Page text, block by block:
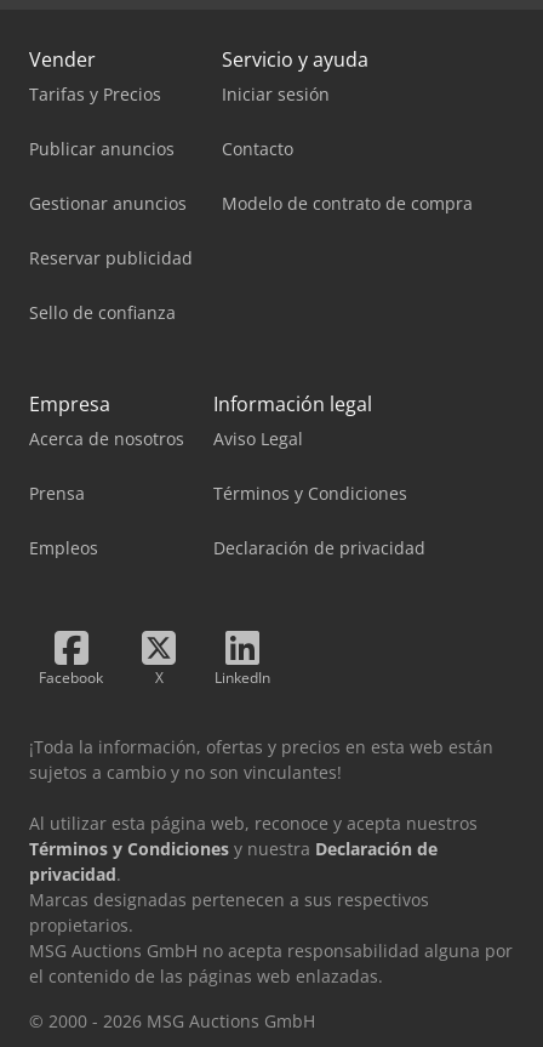
Vender
Tarifas y Precios
Publicar anuncios
Gestionar anuncios
Reservar publicidad
Sello de confianza
Servicio y ayuda
Iniciar sesión
Contacto
Modelo de contrato de compra
Empresa
Acerca de nosotros
Prensa
Empleos
Información legal
Aviso Legal
Términos y Condiciones
Declaración de privacidad
Facebook X LinkedIn
¡Toda la información, ofertas y precios en esta web están
sujetos a cambio y no son vinculantes!
Al utilizar esta página web, reconoce y acepta nuestros
Términos y Condiciones y nuestra Declaración de
privacidad.
Marcas designadas pertenecen a sus respectivos
propietarios.
MSG Auctions GmbH no acepta responsabilidad alguna por
el contenido de las páginas web enlazadas.
© 2000 - 2026 MSG Auctions GmbH